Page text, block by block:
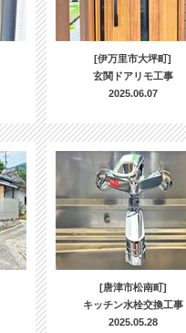
[伊万里市大坪町]
玄関ドアリモ工事
2025.06.07
[唐津市松南町]
キッチン水栓交換工事
2025.05.28